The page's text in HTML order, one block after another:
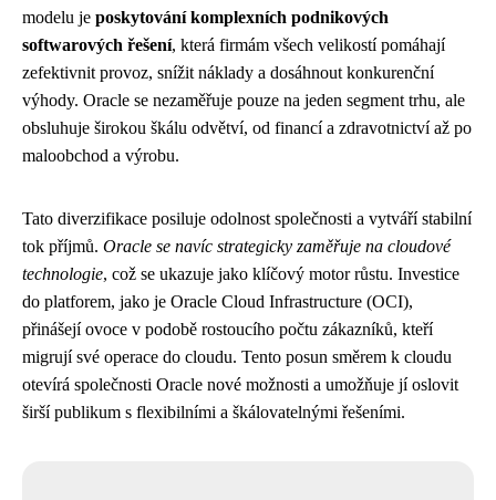
modelu je poskytování komplexních podnikových
softwarových řešení, která firmám všech velikostí pomáhají
zefektivnit provoz, snížit náklady a dosáhnout konkurenční
výhody. Oracle se nezaměřuje pouze na jeden segment trhu, ale
obsluhuje širokou škálu odvětví, od financí a zdravotnictví až po
maloobchod a výrobu.
Tato diverzifikace posiluje odolnost společnosti a vytváří stabilní
tok příjmů. Oracle se navíc strategicky zaměřuje na cloudové
technologie, což se ukazuje jako klíčový motor růstu. Investice
do platforem, jako je Oracle Cloud Infrastructure (OCI),
přinášejí ovoce v podobě rostoucího počtu zákazníků, kteří
migrují své operace do cloudu. Tento posun směrem k cloudu
otevírá společnosti Oracle nové možnosti a umožňuje jí oslovit
širší publikum s flexibilními a škálovatelnými řešeními.